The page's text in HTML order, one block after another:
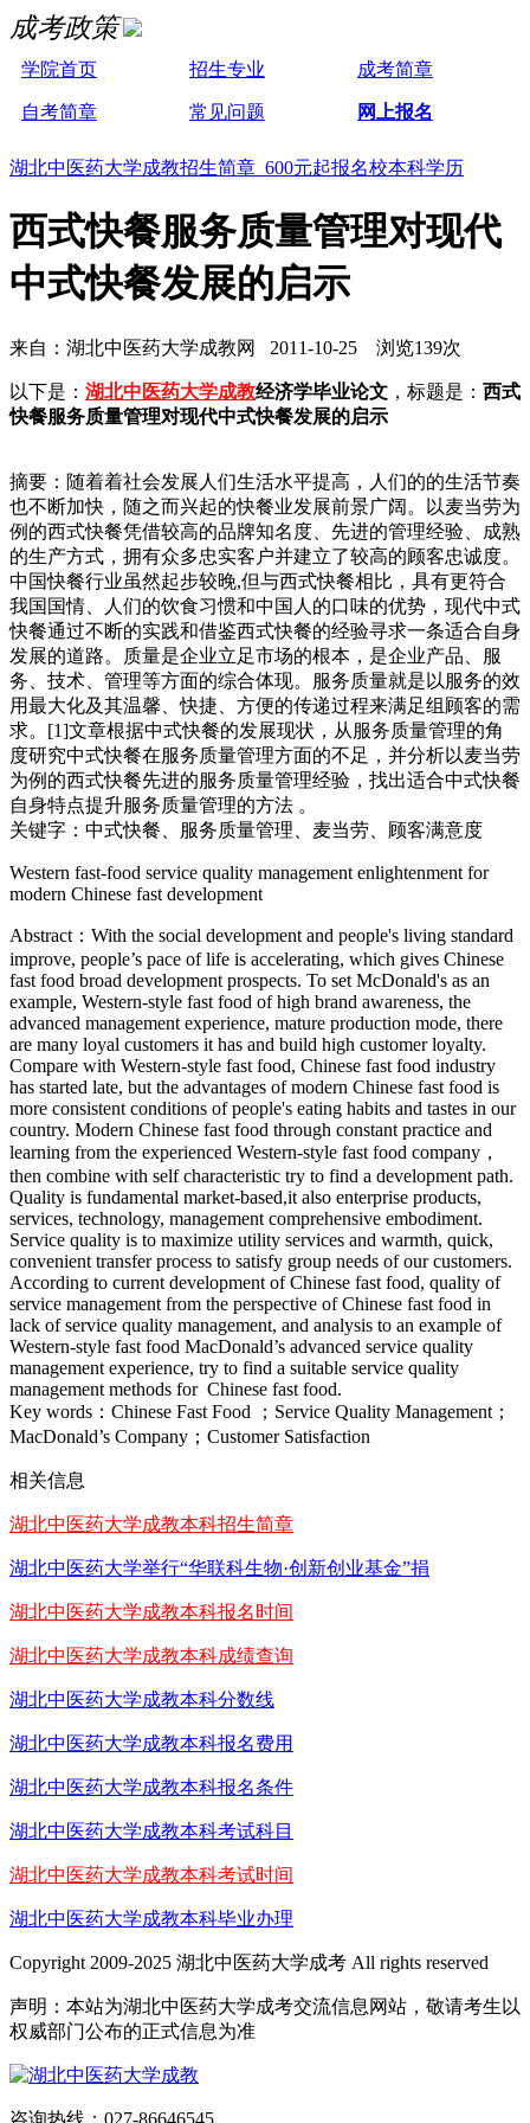
成考政策
学院首页 招生专业 成考简章
自考简章 常见问题 网上报名
湖北中医药大学成教招生简章 600元起报名校本科学历
西式快餐服务质量管理对现代
中式快餐发展的启示
来自：湖北中医药大学成教网 2011-10-25 浏览139次
以下是： 湖北中医药大学成教经济学毕业论文 ，标题是： 西式
快餐服务质量管理对现代中式快餐发展的启示
摘要：随着着社会发展人们生活水平提高，人们的的生活节奏
也不断加快，随之而兴起的快餐业发展前景广阔。以麦当劳为
例的西式快餐凭借较高的品牌知名度、先进的管理经验、成熟
的生产方式，拥有众多忠实客户并建立了较高的顾客忠诚度。
中国快餐行业虽然起步较晚,但与西式快餐相比，具有更符合
我国国情、人们的饮食习惯和中国人的口味的优势，现代中式
快餐通过不断的实践和借鉴西式快餐的经验寻求一条适合自身
发展的道路。质量是企业立足市场的根本，是企业产品、服
务、技术、管理等方面的综合体现。服务质量就是以服务的效
用最大化及其温馨、快捷、方便的传递过程来满足组顾客的需
求。[1]文章根据中式快餐的发展现状，从服务质量管理的角
度研究中式快餐在服务质量管理方面的不足，并分析以麦当劳
为例的西式快餐先进的服务质量管理经验，找出适合中式快餐
自身特点提升服务质量管理的方法 。
关键字：中式快餐、服务质量管理、麦当劳、顾客满意度
Western fast-food service quality management enlightenment for
modern Chinese fast development
Abstract：With the social development and people's living standard
improve, people’s pace of life is accelerating, which gives Chinese
fast food broad development prospects. To set McDonald's as an
example, Western-style fast food of high brand awareness, the
advanced management experience, mature production mode, there
are many loyal customers it has and build high customer loyalty.
Compare with Western-style fast food, Chinese fast food industry
has started late, but the advantages of modern Chinese fast food is
more consistent conditions of people's eating habits and tastes in our
country. Modern Chinese fast food through constant practice and
learning from the experienced Western-style fast food company，
then combine with self characteristic try to find a development path.
Quality is fundamental market-based,it also enterprise products,
services, technology, management comprehensive embodiment.
Service quality is to maximize utility services and warmth, quick,
convenient transfer process to satisfy group needs of our customers.
According to current development of Chinese fast food, quality of
service management from the perspective of Chinese fast food in
lack of service quality management, and analysis to an example of
Western-style fast food MacDonald’s advanced service quality
management experience, try to find a suitable service quality
management methods for Chinese fast food.
Key words：Chinese Fast Food ；Service Quality Management；
MacDonald’s Company；Customer Satisfaction
相关信息
湖北中医药大学成教本科招生简章
湖北中医药大学举行“华联科生物·创新创业基金”捐
湖北中医药大学成教本科报名时间
湖北中医药大学成教本科成绩查询
湖北中医药大学成教本科分数线
湖北中医药大学成教本科报名费用
湖北中医药大学成教本科报名条件
湖北中医药大学成教本科考试科目
湖北中医药大学成教本科考试时间
湖北中医药大学成教本科毕业办理
Copyright 2009-2025 湖北中医药大学成考 All rights reserved
声明：本站为湖北中医药大学成考交流信息网站，敬请考生以
权威部门公布的正式信息为准
咨询热线：027-86646545